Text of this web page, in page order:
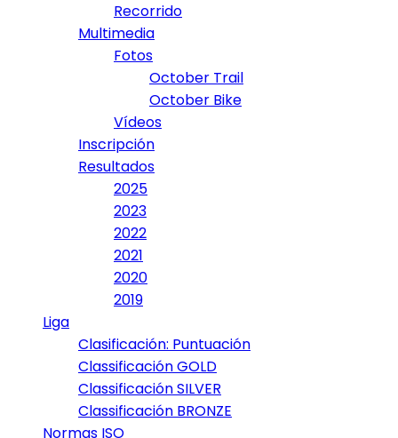
Recorrido
Multimedia
Fotos
October Trail
October Bike
Vídeos
Inscripción
Resultados
2025
2023
2022
2021
2020
2019
Liga
Clasificación: Puntuación
Classificación GOLD
Classificación SILVER
Classificación BRONZE
Normas ISO